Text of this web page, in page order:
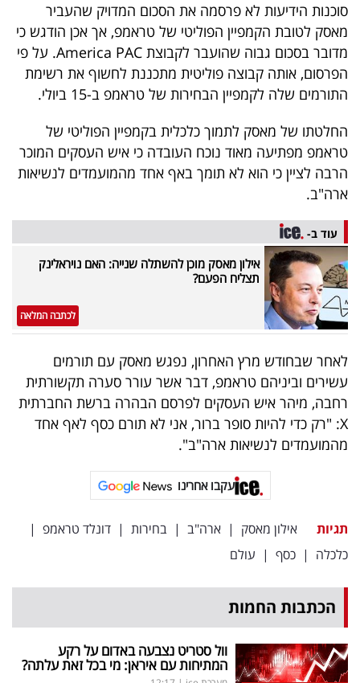
שיתופי
פעולה
דרושים
ניוזלטרים
מייל
אדום
פרסמו
באייס
עקבו
אחרינו:
סוכנות הידיעות לא פרסמה את הסכום המדויק שהעביר
מאסק לטובת הקמפיין הפוליטי של טראמפ, אך אכן הודגש כי
מדובר בסכום גבוה שהועבר לקבוצת America PAC. על פי
הפרסום, אותה קבוצה פוליטית מתכננת לחשוף את רשימת
התורמים שלה לקמפיין הבחירות של טראמפ ב-15 ביולי.
החלטתו של מאסק לתמוך כלכלית בקמפיין הפוליטי של
טראמפ מפתיעה מאוד נוכח העובדה כי איש העסקים המוכר
הרבה לציין כי הוא לא תומך באף אחד מהמועמדים לנשיאות
ארה"ב.
עוד ב-
אילון מאסק מוכן להשתלה שנייה: האם נויראלינק
תצליח הפעם?
לכתבה המלאה
לאחר שבחודש מרץ האחרון, נפגש מאסק עם תורמים
עשירים וביניהם טראמפ, דבר אשר עורר סערה תקשורתית
רחבה, מיהר איש העסקים לפרסם הבהרה ברשת החברתית
X: "רק כדי להיות סופר ברור, אני לא תורם כסף לאף אחד
מהמועמדים לנשיאות ארה"ב".
עקבו אחרינו
תגיות אילון מאסק | ארה"ב | בחירות | דונלד טראמפ |
כלכלה | כסף | עולם
הכתבות החמות
וול סטריט נצבעה באדום על רקע
המתיחות עם איראן: מי בכל זאת עלתה?